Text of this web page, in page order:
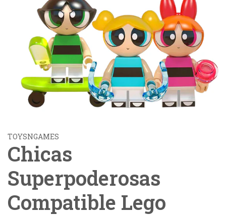
TOYSNGAMES
Chicas
Superpoderosas
Compatible Lego